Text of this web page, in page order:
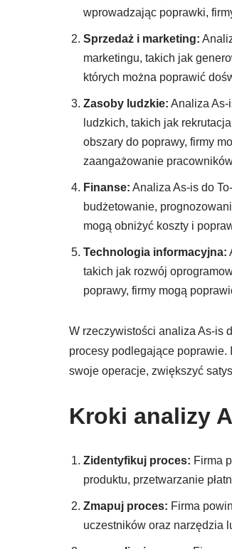
wprowadzając poprawki,
Sprzedaż i marketing:
marketingu, takich jak
których można poprawić
Zasoby ludzkie: Analiza As-
ludzkich, takich jak
obszary do poprawy, firmy
zaangażowanie
Finanse: Analiza As-is do
budżetowanie,
mogą obniżyć koszty i
Technologia informacyjna:
takich jak rozwój
poprawy, firmy mogą
W rzeczywistości analiza As-is
procesy podlegające poprawie.
swoje operacje, zwiększyć
Kroki analizy
Zidentyfikuj proces: Firma
produktu, przetwarzanie
Zmapuj proces: Firma
uczestników oraz narzędzia